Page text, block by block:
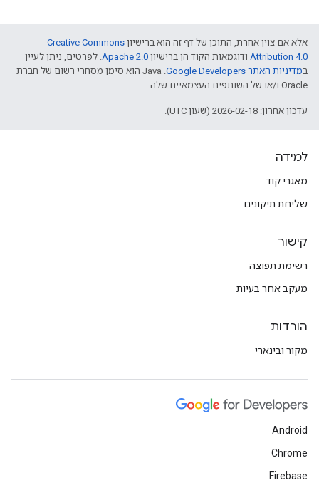
אלא אם צוין אחרת, התוכן של דף זה הוא ברישיון Creative Commons
Attribution 4.0 ודוגמאות הקוד הן ברישיון Apache 2.0. לפרטים, ניתן לעיין
במדיניות האתר Google Developers‏
.‏ Java הוא סימן מסחרי רשום של חברת
Oracle ו/או של השותפים העצמאיים שלה.
עדכון אחרון: 2026-02-18 (שעון UTC).
למידה
מאגרי קוד
שליחת תיקונים
קישור
רשימת תפוצה
מעקב אחר בעיות
הורדות
מקור ובינארי
Android
Chrome
Firebase